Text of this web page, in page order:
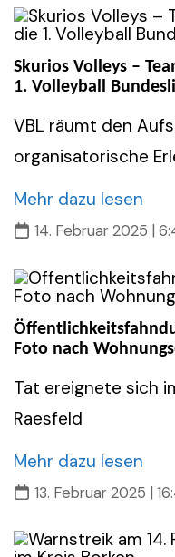
Skurios Volleys –
1. Volleyball
VBL räumt den
organisatorische
Mehr dazu lesen
14. Februar 2025 |
Foto nach
Tat ereignete sich
Raesfeld
Mehr dazu lesen
13. Februar 2025 |